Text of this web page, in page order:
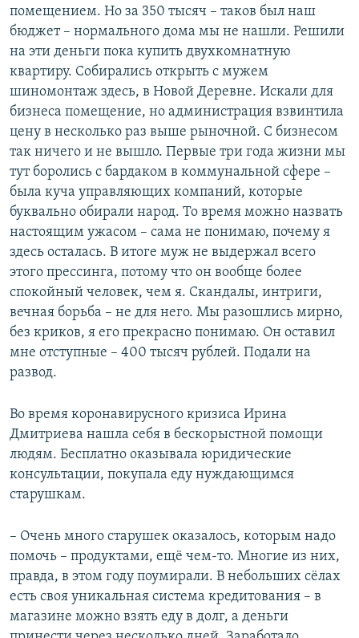
помещением. Но за 350 тысяч – таков был наш
бюджет – нормального дома мы не нашли. Решили
на эти деньги пока купить двухкомнатную
квартиру. Собирались открыть с мужем
шиномонтаж здесь, в Новой Деревне. Искали для
бизнеса помещение, но администрация взвинтила
цену в несколько раз выше рыночной. С бизнесом
так ничего и не вышло. Первые три года жизни мы
тут боролись с бардаком в коммунальной сфере –
была куча управляющих компаний, которые
буквально обирали народ. То время можно назвать
настоящим ужасом – сама не понимаю, почему я
здесь осталась. В итоге муж не выдержал всего
этого прессинга, потому что он вообще более
спокойный человек, чем я. Скандалы, интриги,
вечная борьба – не для него. Мы разошлись мирно,
без криков, я его прекрасно понимаю. Он оставил
мне отступные – 400 тысяч рублей. Подали на
развод.
Во время коронавирусного кризиса Ирина
Дмитриева нашла себя в бескорыстной помощи
людям. Бесплатно оказывала юридические
консультации, покупала еду нуждающимся
старушкам.
– Очень много старушек оказалось, которым надо
помочь – продуктами, ещё чем-то. Многие из них,
правда, в этом году поумирали. В небольших сёлах
есть своя уникальная система кредитования – в
магазине можно взять еду в долг, а деньги